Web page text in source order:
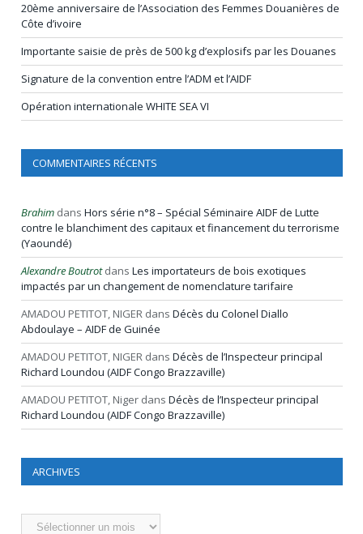
20ème anniversaire de l’Association des Femmes Douanières de
Côte d’ivoire
Importante saisie de près de 500 kg d’explosifs par les Douanes
Signature de la convention entre l’ADM et l’AIDF
Opération internationale WHITE SEA VI
COMMENTAIRES RÉCENTS
Brahim dans Hors série n°8 – Spécial Séminaire AIDF de Lutte
contre le blanchiment des capitaux et financement du terrorisme
(Yaoundé)
Alexandre Boutrotdans Les importateurs de bois exotiques
impactés par un changement de nomenclature tarifaire
AMADOU PETITOT, NIGER dans Décès du Colonel Diallo
Abdoulaye – AIDF de Guinée
AMADOU PETITOT, NIGER dans Décès de l’Inspecteur principal
Richard Loundou (AIDF Congo Brazzaville)
AMADOU PETITOT, Niger dans Décès de l’Inspecteur principal
Richard Loundou (AIDF Congo Brazzaville)
ARCHIVES
Archives